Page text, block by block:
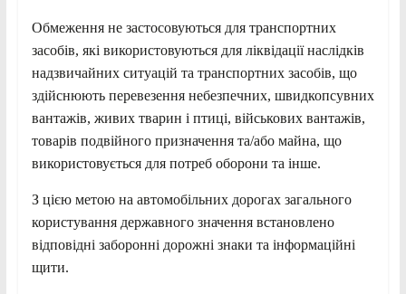
Обмеження не застосовуються для транспортних
засобів, які використовуються для ліквідації наслідків
надзвичайних ситуацій та транспортних засобів, що
здійснюють перевезення небезпечних, швидкопсувних
вантажів, живих тварин і птиці, військових вантажів,
товарів подвійного призначення та/або майна, що
використовується для потреб оборони та інше.
З цією метою на автомобільних дорогах загального
користування державного значення встановлено
відповідні заборонні дорожні знаки та інформаційні
щити.